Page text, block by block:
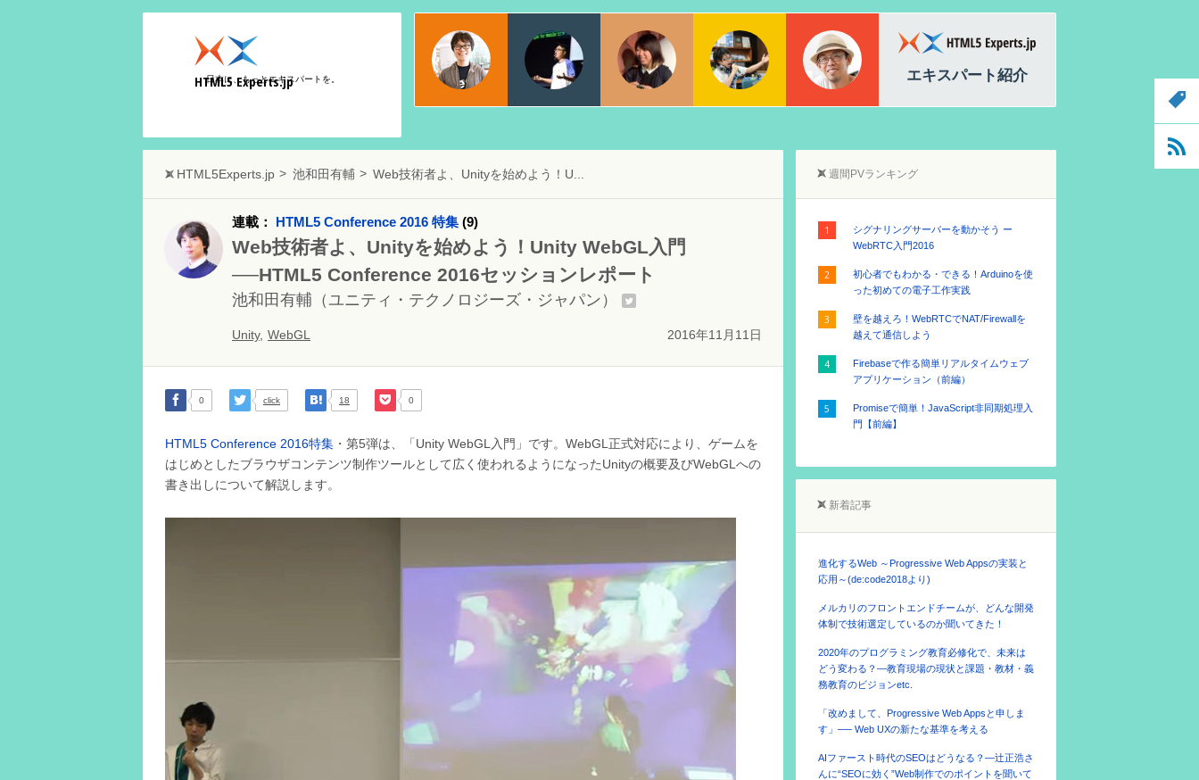
HTML5 Experts.jp
日本に、もっとエキスパートを。
物江 修
日本マイクロソフト株式会社
Webエバンジェリスト
宇都宮佑亮 ちゃんとく
dotstudio株式会社
加藤拓明 白石 俊平
HTML5 Experts.jp編集長
エキスパート紹介
HTML5Experts.jp 池和田有輔 Web技術者よ、Unityを始めよう！U...
Web技術者よ、Unityを始めよう！Unity WebGL入門
──HTML5 Conference 2016セッションレポート
池和田有輔 （ユニティ・テクノロジーズ・ジャパン）
Unity, WebGL 2016年11月11日
0 click 18 0
連載： HTML5 Conference 2016 特集 (9)
HTML5 Conference 2016特集 ・第5弾は、「Unity WebGL入門」です。WebGL正式対応により、ゲームを
はじめとしたブラウザコンテンツ制作ツールとして広く使われるようになったUnityの概要及びWebGLへの
書き出しについて解説します。
週間PVランキング
シグナリングサーバーを動かそう ー
WebRTC入門2016
初心者でもわかる・できる！Arduinoを使
った初めての電子工作実践
壁を越えろ！WebRTCでNAT/Firewallを
越えて通信しよう
Firebaseで作る簡単リアルタイムウェブ
アプリケーション（前編）
Promiseで簡単！JavaScript非同期処理入
門【前編】
新着記事
進化するWeb ～Progressive Web Appsの実装と
応用～(de:code2018より)
メルカリのフロントエンドチームが、どんな開発
体制で技術選定しているのか聞いてきた！
2020年のプログラミング教育必修化で、未来は
どう変わる？―教育現場の現状と課題・教材・義
務教育のビジョンetc.
「改めまして、Progressive Web Appsと申しま
す」── Web UXの新たな基準を考える
AIファースト時代のSEOはどうなる？―辻正浩さ
んに“SEOに効く”Web制作でのポイントを聞いて